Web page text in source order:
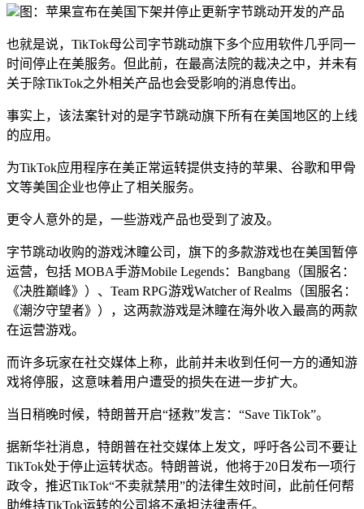
图：苹果宣布在美国下架并停止更新字节跳动开发的产品
也就是说，TikTok母公司字节跳动旗下多个应用软件几乎同一
时间停止在美服务。但此前，在最高法院的裁决之中，并未有
关于除TikTok之外相关产品也会受影响的消息传出。
事实上，该法案针对的是字节跳动旗下所有在美国地区的上线
的应用。
为TikTok应用程序在美正常运转提供支持的苹果、谷歌和甲骨
文等美国企业也停止了相关服务。
更令人意外的是，一些游戏产品也受到了波及。
字节跳动收购的游戏沐瞳公司，旗下的多款游戏也在美国暂停
运营，包括 MOBA手游Mobile Legends：Bangbang（国服名：
《决胜巅峰》）、Team RPG游戏Watcher of Realms（国服名：
《潮汐守望者》），这两款游戏是沐瞳在海外收入最高的两款
在运营游戏。
而许多玩家在社交媒体上称，此前并未收到任何一方的通知游
戏将停服，这意味着用户遭受的损失在进一步扩大。
当日稍晚时候，特朗普开启“拯救”发言：“Save TikTok”。
据新华社消息，特朗普在社交媒体上发文，呼吁各公司不要让
TikTok处于停止运转状态。特朗普说，他将于20日发布一项行
政令，推迟TikTok“不卖就禁用”的法律生效时间，此前任何帮
助维持TikTok运转的公司将不承担法律责任。